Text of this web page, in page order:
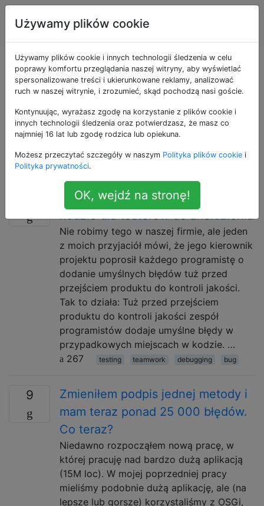
Inżynieria
oprogramowania
Pytania otagowane
jako debugging
Debugowanie to proces sprawdzania stanu programu
podczas jego działania i próby znalezienia błędów,
które powodują jego nieprawidłowe działanie.
Pozostawienie celowych błędów w
kodzie dla testerów do znalezienia
Nie robimy tego w naszej firmie, ale jeden
z moich przyjaciół mówi, że jego kierownik
projektu poprosił każdego programistę o
dodanie umyślnych błędów tuż przed
przejściem produktu do kontroli jakości.
Tak to działa: Tuż przed przejściem
produktu do kontroli jakości zespół
programistów dodaje umyślne błędy w
przypadkowych miejscach w kodzie. …
267
testing teamwork debugging bug
9
Zmieniłem podpis jednej metody i
mam teraz ponad 25 000 błędów.
Co teraz?
Niedawno rozpocząłem nową pracę, w
której pracuję nad bardzo dużą aplikacją
(15M loc). W mojej poprzedniej pracy
mieliśmy podobnie dużą aplikację, ale (na
lepsze lub gorsze) korzystaliśmy z OSGi,
Używamy plików cookie
Używamy plików cookie i innych technologii śledzenia w celu
poprawy komfortu przeglądania naszej witryny, aby wyświetlać
spersonalizowane treści i ukierunkowane reklamy, analizować
ruch w naszej witrynie, i zrozumieć, skąd pochodzą nasi goście.
Kontynuując, wyrażasz zgodę na korzystanie z plików cookie i
innych technologii śledzenia oraz potwierdzasz, że masz co
najmniej 16 lat lub zgodę rodzica lub opiekuna.
Możesz przeczytać szczegóły w naszym Polityka plików cookie i
Polityka prywatności.
OK, wejdź na stronę!